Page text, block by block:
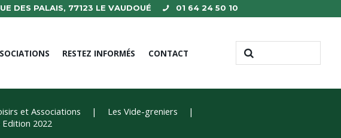
DES PALAIS, 77123 LE VAUDOUÉ 01 64 24 50 10
RESTEZ INFORMÉS CONTACT
et Associations
Les Vide-greniers
2022